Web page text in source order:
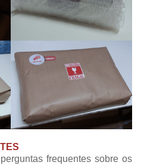
frequentes sobre os